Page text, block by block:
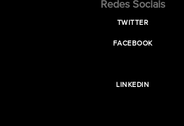
Redes Sociais
TWITTER
FACEBOOK
LINKEDIN